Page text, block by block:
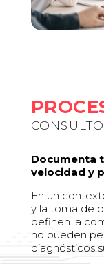
Documenta
velocidad y
En un
y la toma de
definen la
no pueden
diagnósticos